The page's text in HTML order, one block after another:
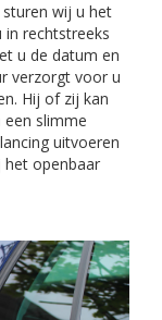
wij u het
in rechtstreeks
u de datum en
verzorgt voor u
Hij of zij kan
slimme
uitvoeren
het openbaar